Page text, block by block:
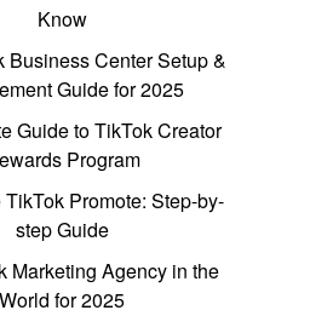
Know
Business Center Setup &
Guide for 2025
Guide to TikTok Creator
Program
Promote: Step-by-
step Guide
Marketing Agency in the
World for 2025